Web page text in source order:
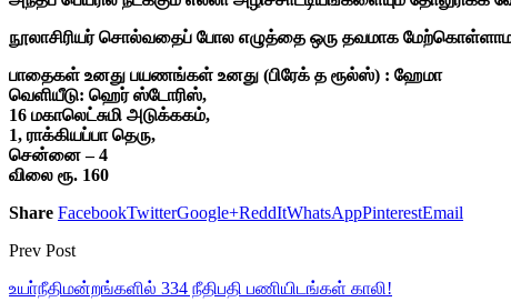
நூலாசிரியர் சொல்வதைப் போல எழுத்தை ஒரு தவமாக
பாதைகள் உனது பயணங்கள் உனது (பிரேக் த ரூல்ஸ்) : ஹேமா
வெளியீடு: ஹெர் ஸ்டோரிஸ்,
16 மகாலெட்சுமி அடுக்ககம்,
1, ராக்கியப்பா தெரு,
சென்னை – 4
விலை ரூ. 160
Share FacebookTwitterGoogle+ReddItWhatsAppPinterestEmail
Prev Post
உயா்நீதிமன்றங்களில் 334 நீதிபதி பணியிடங்கள் காலி!